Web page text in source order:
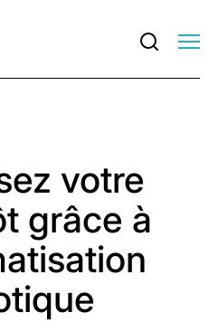
votre
grâce à